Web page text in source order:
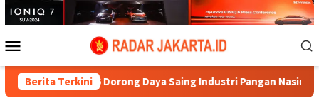
Loncat
ke
Mobile
Berita Terkini
Daya Saing Industri Pangan Nasional Hadapi Pasar Global